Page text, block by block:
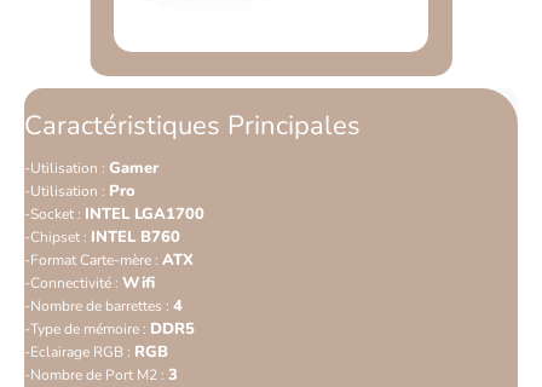
Caractéristiques Principales
Utilisation : Gamer
Utilisation : Pro
Socket : INTEL LGA1700
Chipset : INTEL B760
Format Carte-mère : ATX
Connectivité : Wifi
Nombre de barrettes : 4
Type de mémoire : DDR5
Eclairage RGB : RGB
Nombre de Port M2 : 3